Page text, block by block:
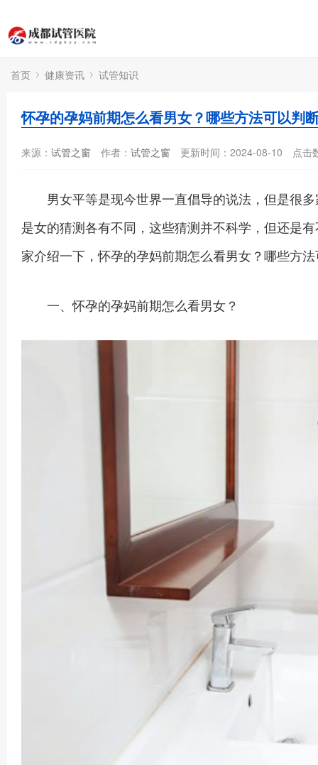
首页 健康资讯 试管知识
怀孕的孕妈前期怎么看男女？哪些方法可以判
来源： 试管之窗 作者： 试管之窗 更新时间：2024-08-10 点击
男女平等是现今世界一直倡导的说法，但是很多
是女的猜测各有不同，这些猜测并不科学，但还是
家介绍一下，怀孕的孕妈前期怎么看男女？哪些方
一、怀孕的孕妈前期怎么看男女？